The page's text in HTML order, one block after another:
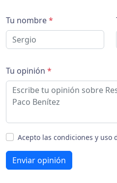
Tu nombre*
Tu opinión *
Acepto las condiciones y uso
Enviar opinión